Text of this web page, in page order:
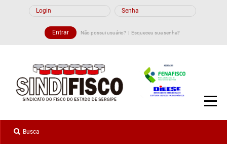
BIBLIOTECA
DOCUMENTÁRIOS, PALESTRAS E ENTREVISTAS
OUTROS VÍDEOS
Não possui usuário? Esqueceu sua senha?